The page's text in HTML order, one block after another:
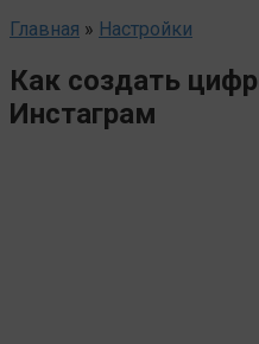
Главная » Настройки
Как создать
Инстаграм